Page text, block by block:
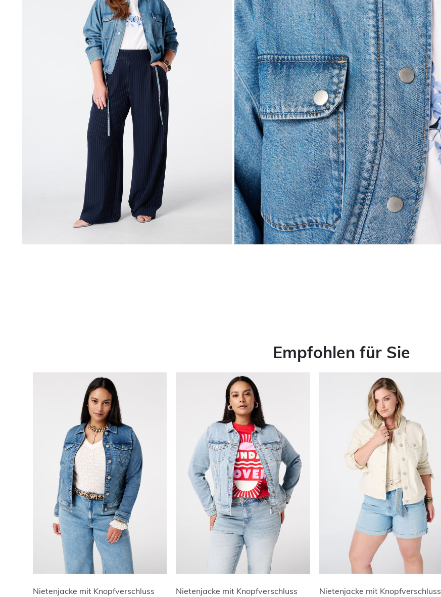
Empfohlen für Sie
Nietenjacke mit Knopfverschluss
Nietenjacke mit Knopfverschluss
Nietenjacke mit Knopfverschluss